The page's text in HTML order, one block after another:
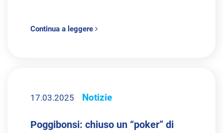
Continua a leggere
17.03.2025 Notizie
Poggibonsi: chiuso un “poker” di